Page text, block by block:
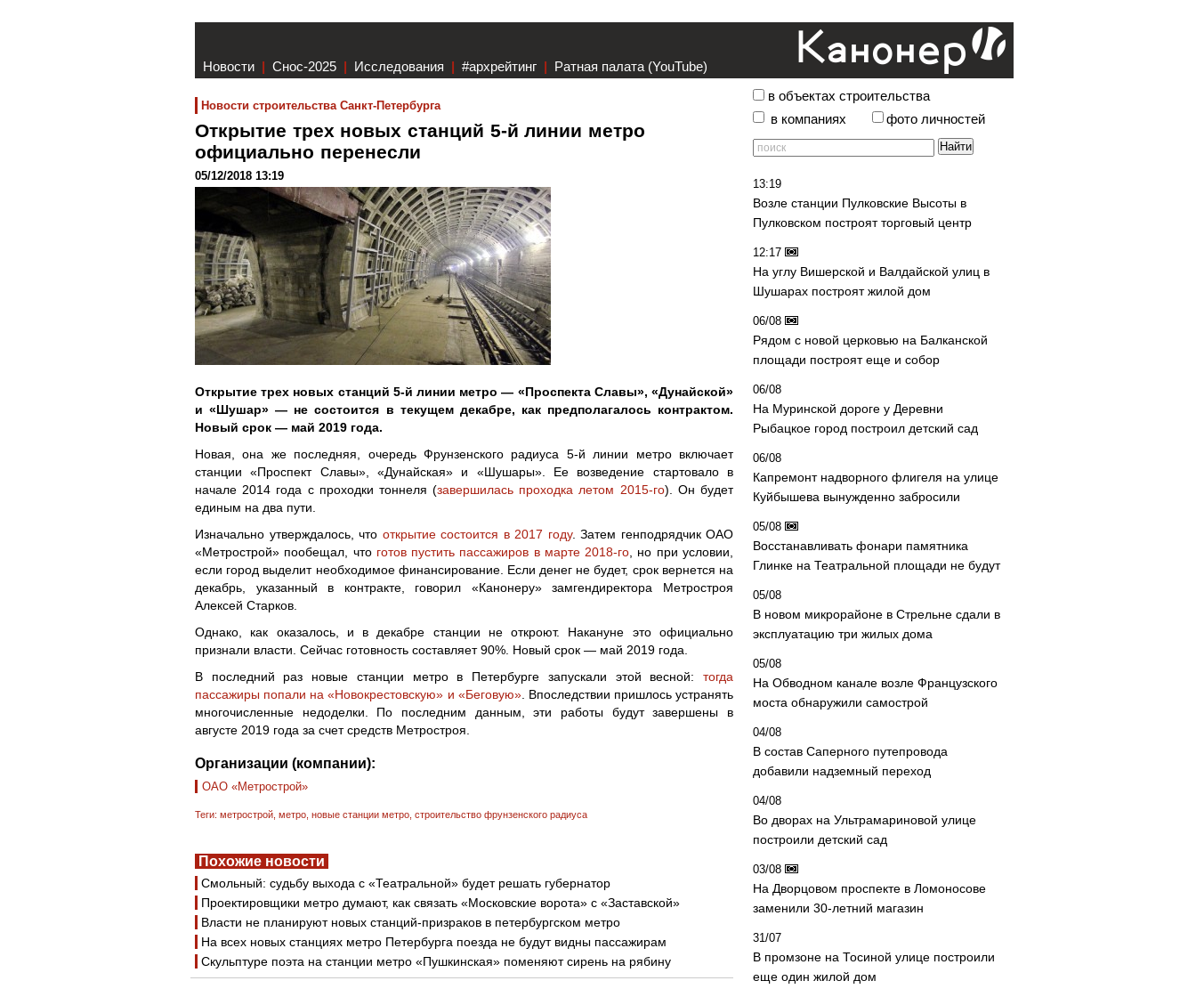
Новости | Снос-2025 | Исследования | #архрейтинг | Ратная палата (YouTube)
Новости строительства Санкт-Петербурга
Открытие трех новых станций 5-й линии метро
официально перенесли
05/12/2018 13:19
Открытие трех новых станций 5-й линии метро — «Проспекта Славы», «Дунайской»
и «Шушар» — не состоится в текущем декабре, как предполагалось контрактом.
Новый срок — май 2019 года.
Новая, она же последняя, очередь Фрунзенского радиуса 5-й линии метро включает
станции «Проспект Славы», «Дунайская» и «Шушары». Ее возведение стартовало в
начале 2014 года с проходки тоннеля (завершилась проходка летом 2015-го). Он будет
единым на два пути.
Изначально утверждалось, что открытие состоится в 2017 году. Затем генподрядчик ОАО
«Метрострой» пообещал, что готов пустить пассажиров в марте 2018-го , но при условии,
если город выделит необходимое финансирование. Если денег не будет, срок вернется на
декабрь, указанный в контракте, говорил «Канонеру» замгендиректора Метростроя
Алексей Старков.
Однако, как оказалось, и в декабре станции не откроют. Накануне это официально
признали власти. Сейчас готовность составляет 90%. Новый срок — май 2019 года.
В последний раз новые станции метро в Петербурге запускали этой весной: тогда
пассажиры попали на «Новокрестовскую» и «Беговую». Впоследствии пришлось устранять
многочисленные недоделки. По последним данным, эти работы будут завершены в
августе 2019 года за счет средств Метростроя.
Организации (компании):
ОАО «Метрострой»
Теги: метрострой метро новые станции метро строительство фрунзенского радиуса
Похожие новости
Смольный: судьбу выхода с «Театральной» будет решать губернатор
Проектировщики метро думают, как связать «Московские ворота» с «Заставской»
Власти не планируют новых станций-призраков в петербургском метро
На всех новых станциях метро Петербурга поезда не будут видны пассажирам
Скульптуре поэта на станции метро «Пушкинская» поменяют сирень на рябину
в объектах строительства
в компаниях
фото личностей
13:19
Возле станции Пулковские Высоты в
Пулковском построят торговый центр
12:17
На углу Вишерской и Валдайской улиц в
Шушарах построят жилой дом
06/08
Рядом с новой церковью на Балканской
площади построят еще и собор
06/08
На Муринской дороге у Деревни
Рыбацкое город построил детский сад
06/08
Капремонт надворного флигеля на улице
Куйбышева вынужденно забросили
05/08
Восстанавливать фонари памятника
Глинке на Театральной площади не будут
05/08
В новом микрорайоне в Стрельне сдали в
эксплуатацию три жилых дома
05/08
На Обводном канале возле Французского
моста обнаружили самострой
04/08
В состав Саперного путепровода
добавили надземный переход
04/08
Во дворах на Ультрамариновой улице
построили детский сад
03/08
На Дворцовом проспекте в Ломоносове
заменили 30-летний магазин
31/07
В промзоне на Тосиной улице построили
еще один жилой дом